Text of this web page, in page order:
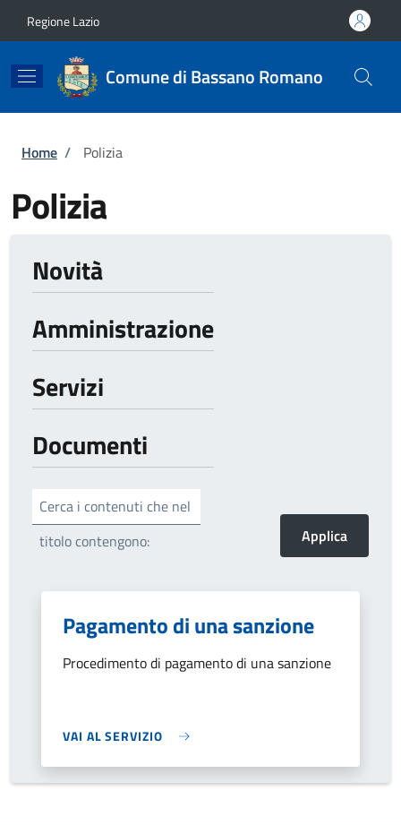
Regione Lazio
Comune di Bassano Romano
Briciole di pane
Home / Polizia
Polizia
Novità
Amministrazione
Servizi
Documenti
Cerca i contenuti che nel
titolo contengono:
Pagamento di una sanzione
Procedimento di pagamento di una sanzione
VAI AL SERVIZIO